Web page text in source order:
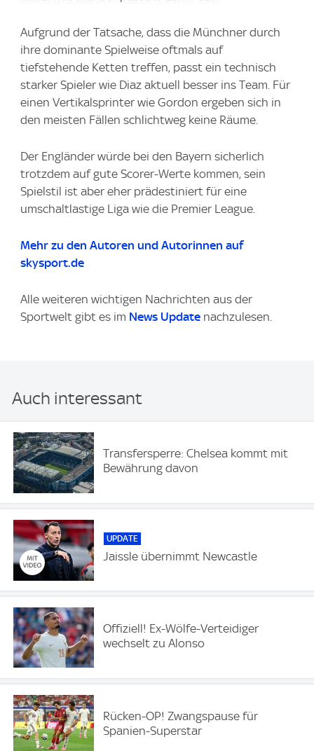
Aufgrund der Tatsache, dass die Münchner durch
ihre dominante Spielweise oftmals auf
tiefstehende Ketten treffen, passt ein technisch
starker Spieler wie Diaz aktuell besser ins Team. Für
einen Vertikalsprinter wie Gordon ergeben sich in
den meisten Fällen schlichtweg keine Räume.
Der Engländer würde bei den Bayern sicherlich
trotzdem auf gute Scorer-Werte kommen, sein
Spielstil ist aber eher prädestiniert für eine
umschaltlastige Liga wie die Premier League.
Mehr zu den Autoren und Autorinnen auf
skysport.de
Alle weiteren wichtigen Nachrichten aus der
Sportwelt gibt es im News Update nachzulesen.
Auch interessant
Transfersperre: Chelsea kommt mit
Bewährung davon
UPDATE
Jaissle übernimmt Newcastle
Offiziell! Ex-Wölfe-Verteidiger
wechselt zu Alonso
Rücken-OP! Zwangspause für
Spanien-Superstar